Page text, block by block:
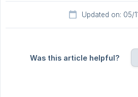
Updated on: 05/
Was this article helpful?